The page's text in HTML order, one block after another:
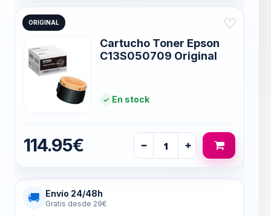
ORIGINAL ♡
Cartucho Toner Epson
C13S050709 Original
En stock
114.95€ − +
🚚 Envío 24/48h
Gratis desde 29€